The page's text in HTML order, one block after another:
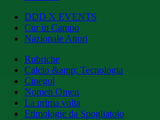
DDD X EVENTS
Cur in Campo
Nazionale Attori
Rubriche
Calcio &amp; Tecnologia
Cinegol
Nomen Omen
La prima volta
Etimologie da Spogliatoio